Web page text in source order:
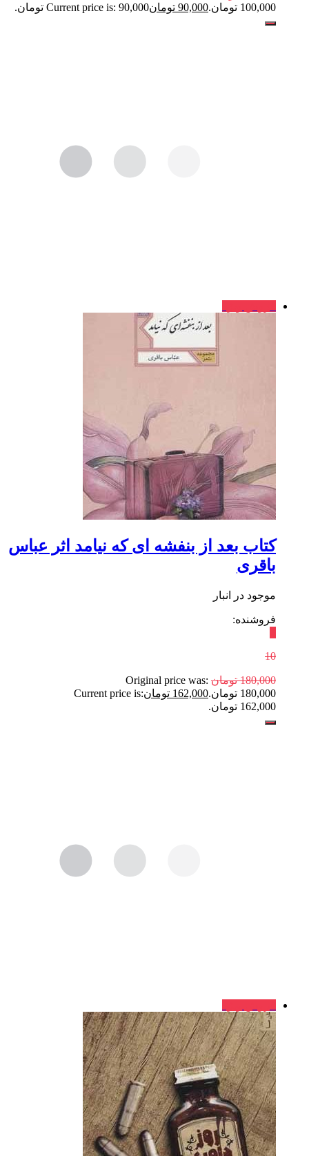
100,000 تومان.
90,000 تومانCurrent price is: 90,000 تومان.
کتاب بعد از بنفشه ای که نیامد اثر عباس
باقری
موجود در انبار
فروشنده:
10
180,000 تومان Original price was:
180,000 تومان.
162,000 تومانCurrent price is:
162,000 تومان.